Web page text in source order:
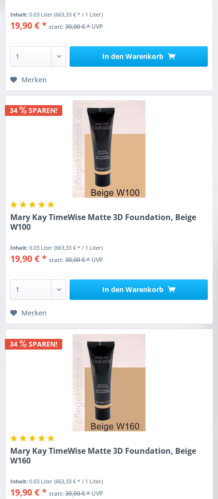
Inhalt:0.03 Liter(663,33 € * / 1 Liter)
19,90 € * statt:30,00 € *UVP
In den Warenkorb
Merken
34 SPAREN!
Mary Kay TimeWise Matte 3D Foundation, Beige
W100
Inhalt:0.03 Liter(663,33 € * / 1 Liter)
19,90 € * statt:30,00 € *UVP
In den Warenkorb
Merken
34 SPAREN!
Mary Kay TimeWise Matte 3D Foundation, Beige
W160
Inhalt:0.03 Liter(663,33 € * / 1 Liter)
19,90 € * statt:30,00 € *UVP